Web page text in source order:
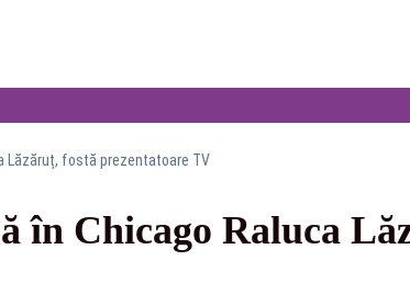
Lăzăruț, fostă prezentatoare TV
în Chicago Raluca